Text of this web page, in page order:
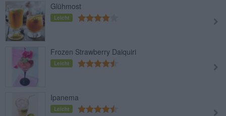
Glühmost
Leicht
Frozen Strawberry Daiquiri
Leicht
Ipanema
Leicht